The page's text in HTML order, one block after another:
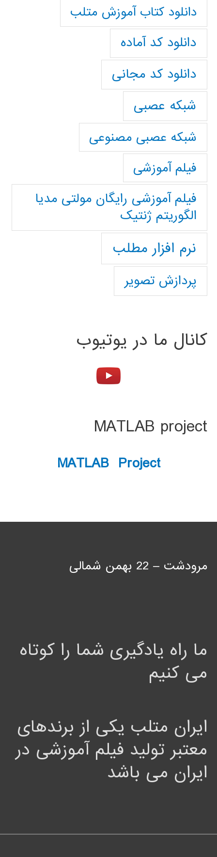
دانلود کتاب آموزش متلب
دانلود کد آماده
دانلود کد مجانی
شبکه عصبی
شبکه عصبی مصنوعی
فیلم آموزشی
فیلم آموزشی رایگان مولتی مدیا
الگوریتم ژنتیک
نرم افزار مطلب
پردازش تصویر
کانال ما در یوتیوب
MATLAB project
MATLAB Project
مرودشت – 22 بهمن شمالی
ما راه یادگیری شما را کوتاه
می کنیم
ایران متلب یکی از برندهای
معتبر تولید فیلم آموزشی در
ایران می باشد